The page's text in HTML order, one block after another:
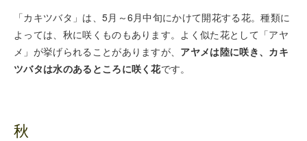
「カキツバタ」は、5月～6月中旬にかけて開花する花。種類に
よっては、秋に咲くものもあります。よく似た花として「アヤ
メ」が挙げられることがありますが、 アヤメは陸に咲き、カキ
ツバタは水のあるところに咲く花です。
秋